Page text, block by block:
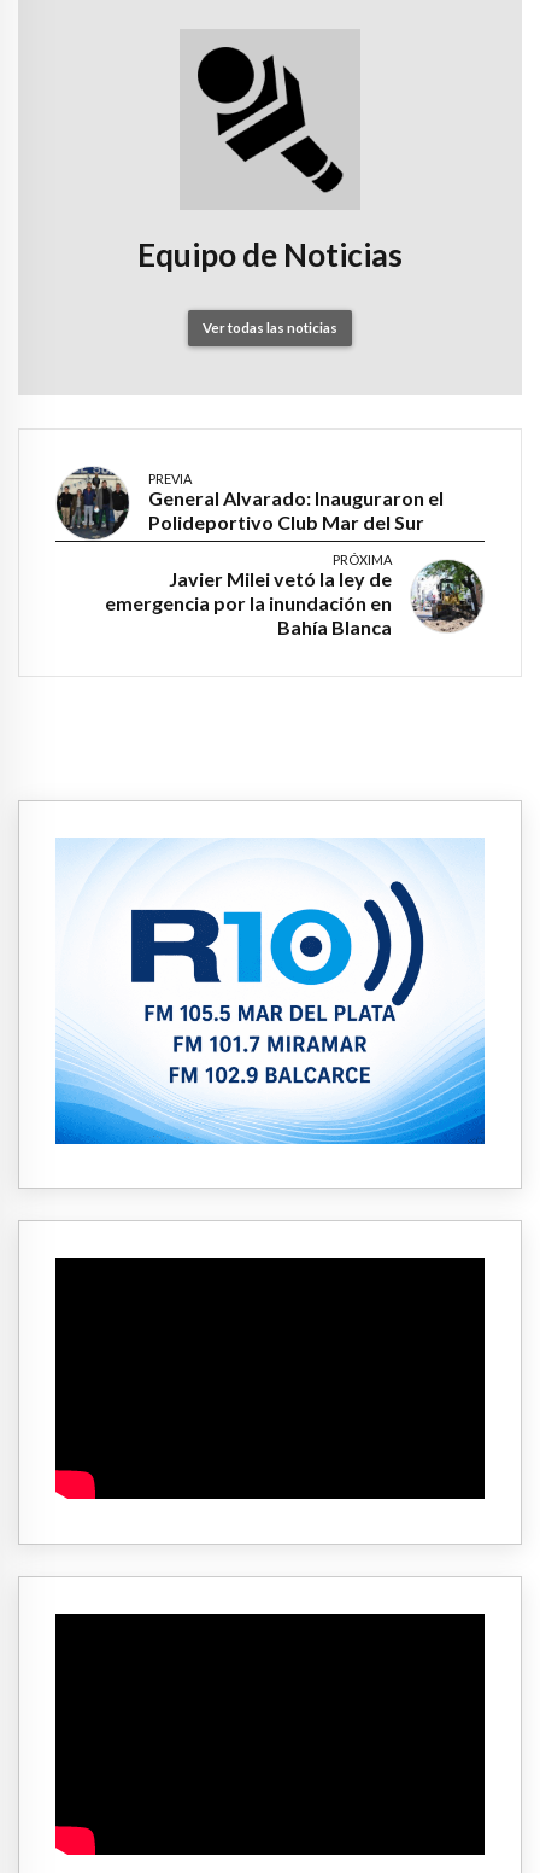
Equipo de Noticias
Ver todas las noticias
PREVIA
General Alvarado: Inauguraron el
Polideportivo Club Mar del Sur
PRÓXIMA
Javier Milei vetó la ley de
emergencia por la inundación en
Bahía Blanca